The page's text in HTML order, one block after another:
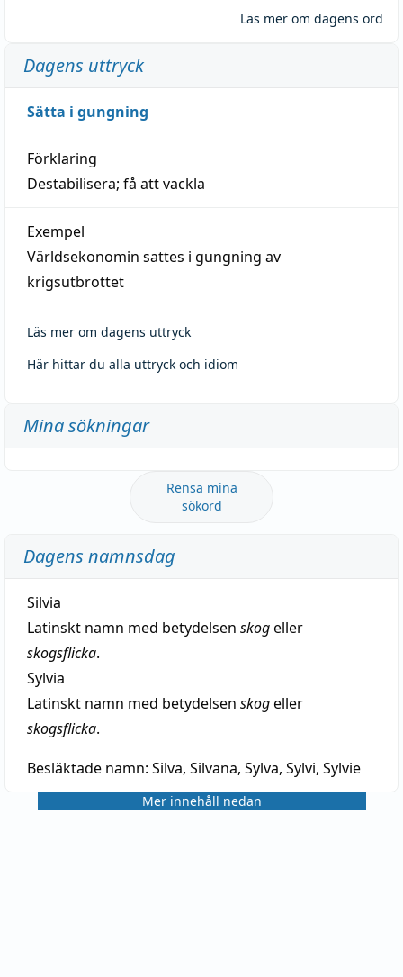
Läs mer om dagens ord
Dagens uttryck
Sätta i gungning
Förklaring
Destabilisera; få att vackla
Exempel
Världsekonomin sattes i gungning av
krigsutbrottet
Läs mer om dagens uttryck
Här hittar du alla uttryck och idiom
Mina sökningar
Rensa mina
sökord
Dagens namnsdag
Silvia
Latinskt namn med betydelsen skogeller
skogsflicka.
Sylvia
Latinskt namn med betydelsen skogeller
skogsflicka.
Besläktade namn: Silva, Silvana, Sylva, Sylvi, Sylvie
Mer innehåll nedan